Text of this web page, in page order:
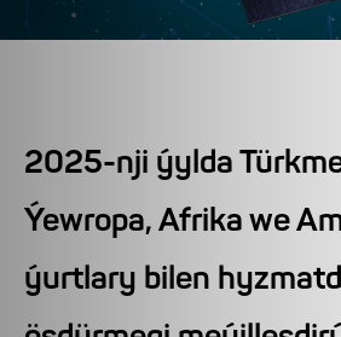
2025-nji ýylda
Ýewropa, Afrika we
ýurtlary bilen